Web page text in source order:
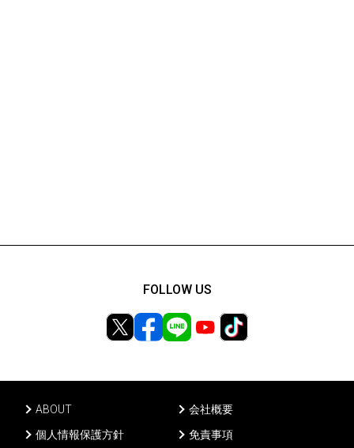
ABOUT
会社概要
個人情報保護方針
免責事項
FOLLOW US